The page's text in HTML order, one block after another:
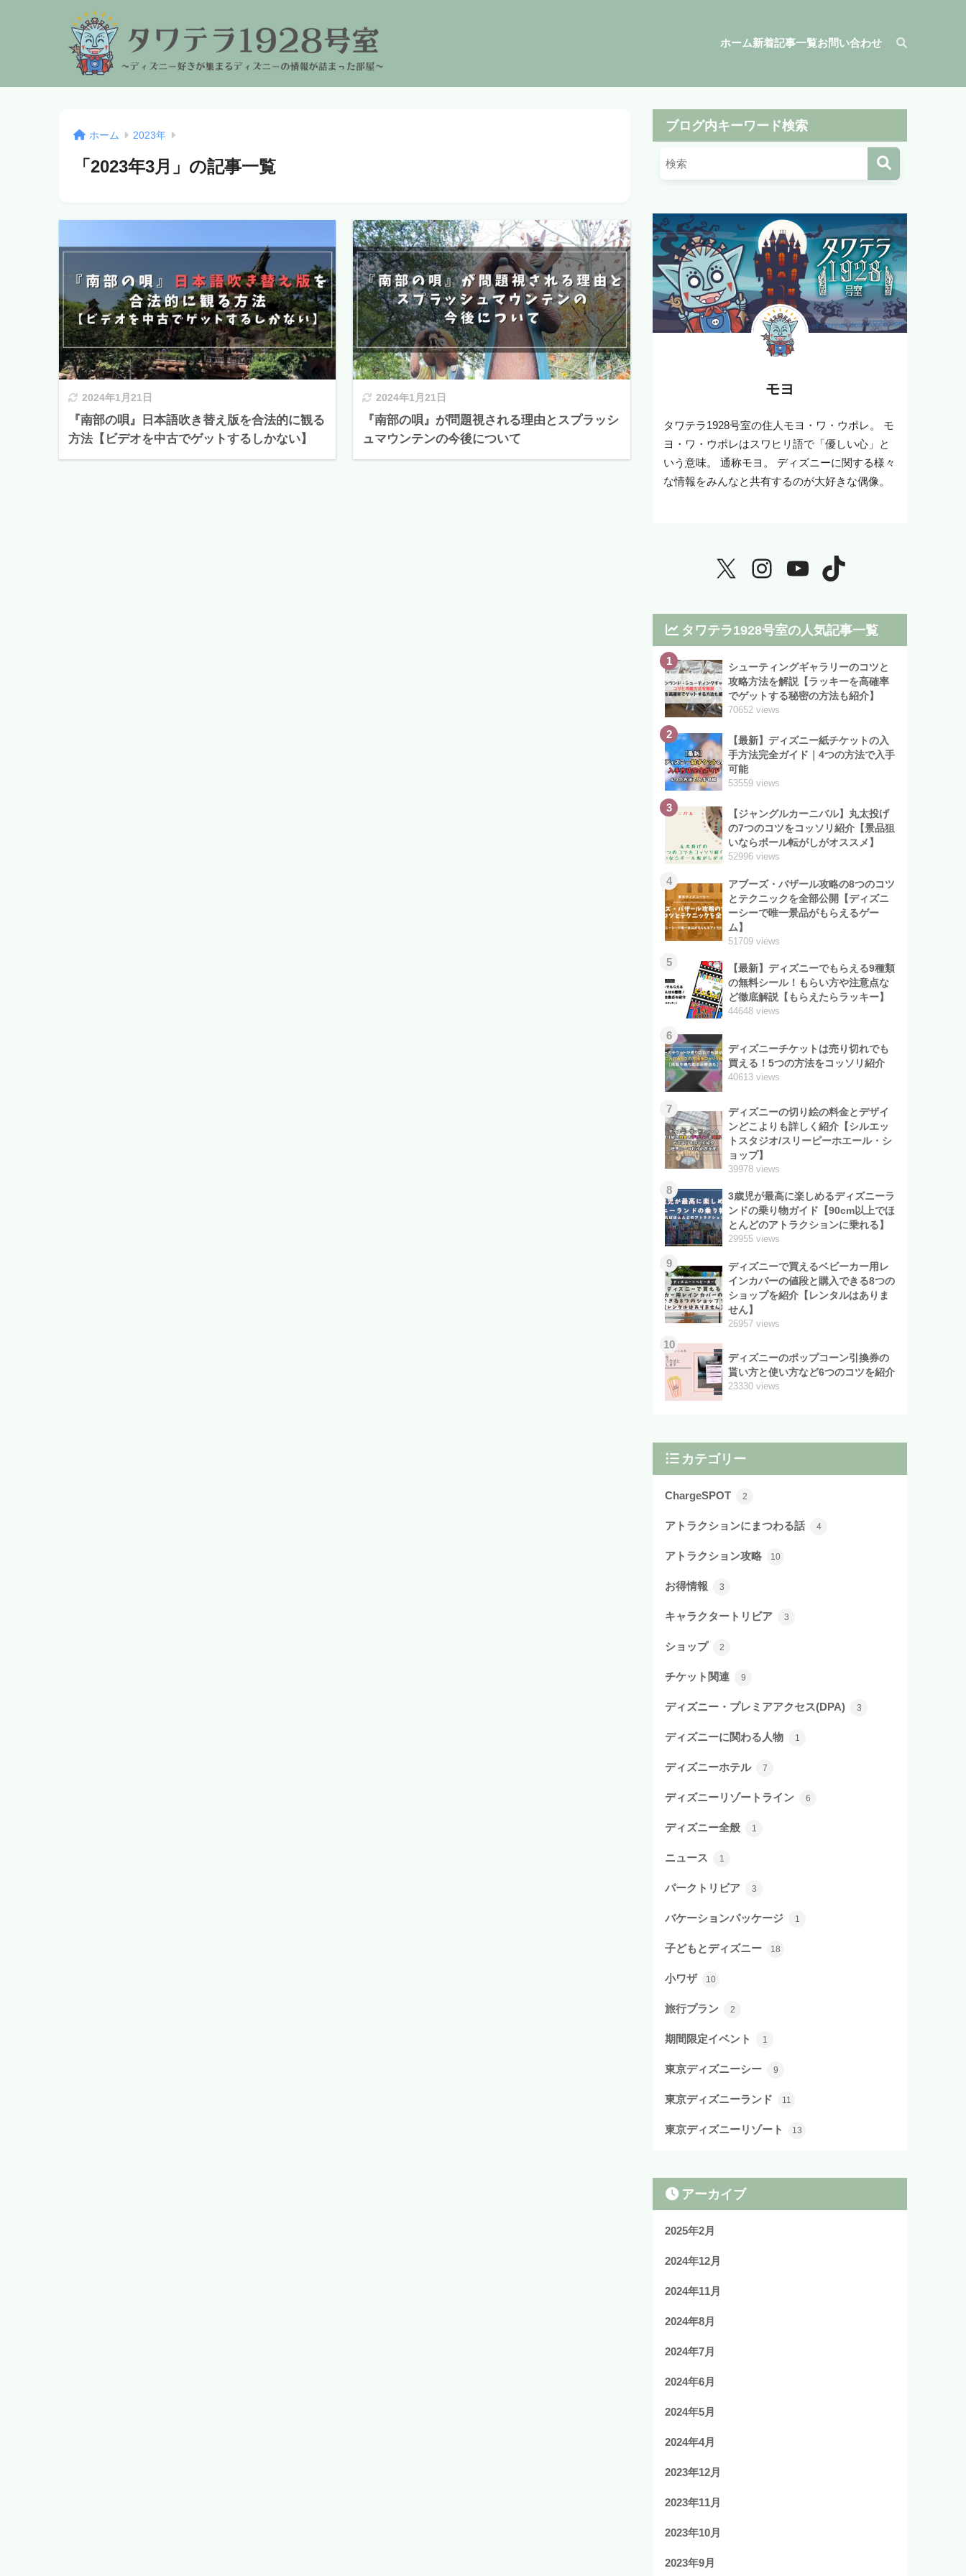
ホーム新着記事一覧お問い合わせ
ホーム 2023年
「2023年3月」の記事一覧
2024年1月21日
『南部の唄』日本語吹き替え版を合法的に観る
方法【ビデオを中古でゲットするしかない】
2024年1月21日
『南部の唄』が問題視される理由とスプラッシ
ュマウンテンの今後について
ブログ内キーワード検索
モヨ
タワテラ1928号室の住人モヨ・ワ・ウポレ。 モ
ヨ・ワ・ウポレはスワヒリ語で「優しい心」と
いう意味。 通称モヨ。 ディズニーに関する様々
な情報をみんなと共有するのが大好きな偶像。
タワテラ1928号室の人気記事一覧
1
シューティングギャラリーのコツと
攻略方法を解説【ラッキーを高確率
でゲットする秘密の方法も紹介】
70652 views
2
【最新】ディズニー紙チケットの入
手方法完全ガイド｜4つの方法で入手
可能
53559 views
3
【ジャングルカーニバル】丸太投げ
の7つのコツをコッソリ紹介【景品狙
いならボール転がしがオススメ】
52996 views
4
アブーズ・バザール攻略の8つのコツ
とテクニックを全部公開【ディズニ
ーシーで唯一景品がもらえるゲー
ム】
51709 views
5
【最新】ディズニーでもらえる9種類
の無料シール！もらい方や注意点な
ど徹底解説【もらえたらラッキー】
44648 views
6
ディズニーチケットは売り切れでも
買える！5つの方法をコッソリ紹介
40613 views
7
ディズニーの切り絵の料金とデザイ
ンどこよりも詳しく紹介【シルエッ
トスタジオ/スリーピーホエール・シ
ョップ】
39978 views
8
3歳児が最高に楽しめるディズニーラ
ンドの乗り物ガイド【90cm以上でほ
とんどのアトラクションに乗れる】
29955 views
9
ディズニーで買えるベビーカー用レ
インカバーの値段と購入できる8つの
ショップを紹介【レンタルはありま
せん】
26957 views
10
ディズニーのポップコーン引換券の
貰い方と使い方など6つのコツを紹介
23330 views
カテゴリー
ChargeSPOT 2
アトラクションにまつわる話 4
アトラクション攻略 10
お得情報 3
キャラクタートリビア 3
ショップ 2
チケット関連 9
ディズニー・プレミアアクセス(DPA) 3
ディズニーに関わる人物 1
ディズニーホテル 7
ディズニーリゾートライン 6
ディズニー全般 1
ニュース 1
パークトリビア 3
バケーションパッケージ 1
子どもとディズニー 18
小ワザ 10
旅行プラン 2
期間限定イベント 1
東京ディズニーシー 9
東京ディズニーランド 11
東京ディズニーリゾート 13
アーカイブ
2025年2月
2024年12月
2024年11月
2024年8月
2024年7月
2024年6月
2024年5月
2024年4月
2023年12月
2023年11月
2023年10月
2023年9月